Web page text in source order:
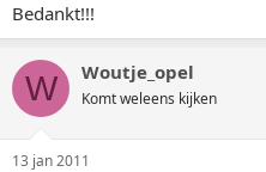
Bedankt!!!
W Woutje_opel
Komt weleens kijken
13 jan 2011